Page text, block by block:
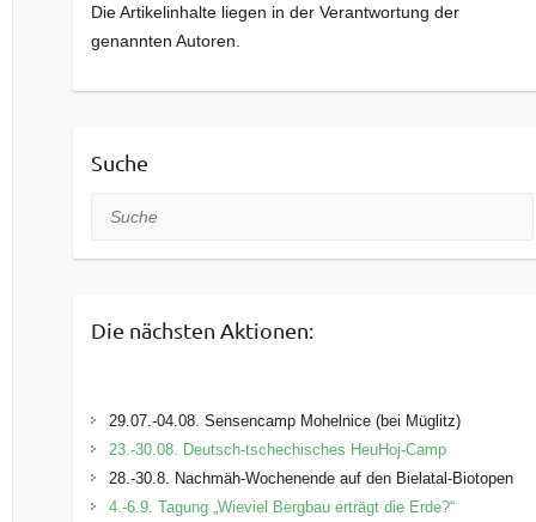
Die Artikelinhalte liegen in der Verantwortung der
genannten Autoren.
Suche
Suche
Die nächsten Aktionen:
29.07.-04.08. Sensencamp Mohelnice (bei Müglitz)
23.-30.08. Deutsch-tschechisches HeuHoj-Camp
28.-30.8. Nachmäh-Wochenende auf den Bielatal-Biotopen
4.-6.9. Tagung „Wieviel Bergbau erträgt die Erde?“